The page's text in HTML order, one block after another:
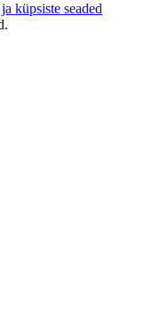
küpsiste seaded